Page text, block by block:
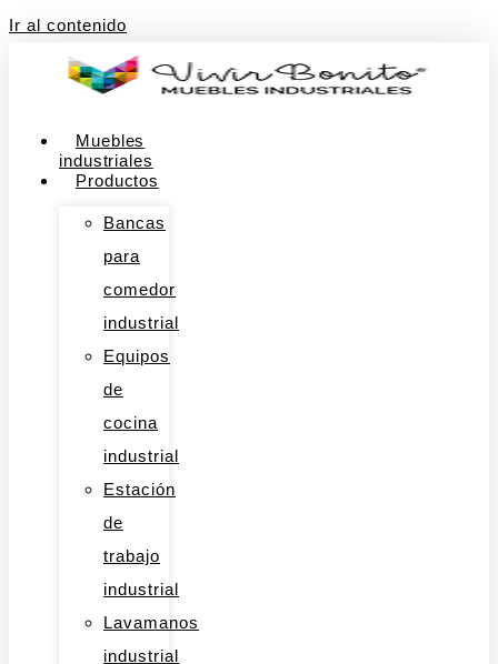
Ir al contenido
Muebles
industriales
Productos
Bancas
para
comedor
industrial
Equipos
de
cocina
industrial
Estación
de
trabajo
industrial
Lavamanos
industrial